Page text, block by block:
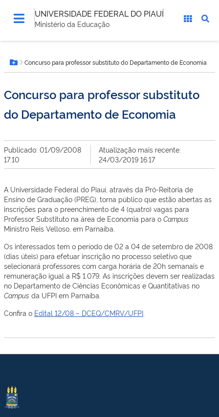
UNIVERSIDADE FEDERAL DO PIAUÍ
Ministério da Educação
está
aqui:Botão Menu
Concurso para professor substituto do Departamento de Economia
Concurso para professor substituto
do Departamento de Economia
Publicado: 01/09/2008
17:10
Atualização mais recente:
24/03/2019 16:17
A Universidade Federal do Piauí, através da Pró-Reitoria de
Ensino de Graduação (PREG), torna público que estão abertas as
inscrições para o preenchimento de 4 (quatro) vagas para
Professor Substituto na área de Economia para o Campus
Ministro Reis Velloso, em Parnaíba.
Os interessados tem o período de 02 a 04 de setembro de 2008
(dias úteis) para efetuar inscrição no processo seletivo que
selecionará professores com carga horária de 20h semanais e
remuneração igual a R$ 1.079. As inscrições devem ser realizadas
no Departamento de Ciências Econômicas e Quantitativas no
Campus da UFPI em Parnaíba.
Confira o Edital 12/08 – DCEQ/CMRV/UFPI